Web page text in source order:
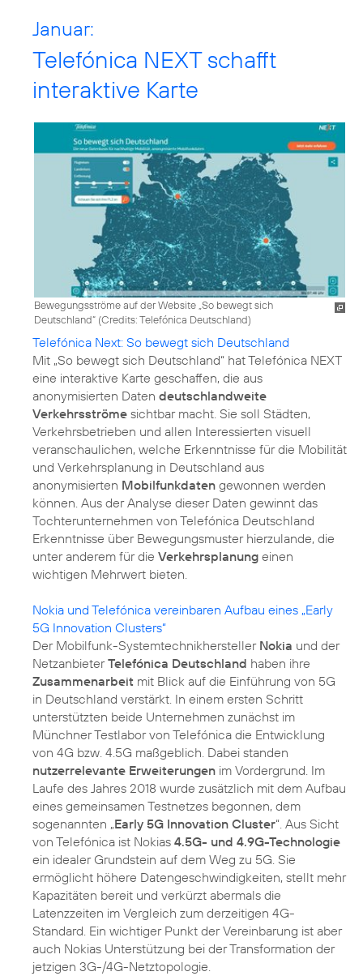
Januar:
Telefónica NEXT schafft
interaktive Karte
Bewegungsströme auf der Website „So bewegt sich
Deutschland“ (Credits: Telefónica Deutschland)
Telefónica Next: So bewegt sich Deutschland
Mit „So bewegt sich Deutschland“ hat Telefónica NEXT
eine interaktive Karte geschaffen, die aus
anonymisierten Daten deutschlandweite
Verkehrsströme sichtbar macht. Sie soll Städten,
Verkehrsbetrieben und allen Interessierten visuell
veranschaulichen, welche Erkenntnisse für die Mobilität
und Verkehrsplanung in Deutschland aus
anonymisierten Mobilfunkdaten gewonnen werden
können. Aus der Analyse dieser Daten gewinnt das
Tochterunternehmen von Telefónica Deutschland
Erkenntnisse über Bewegungsmuster hierzulande, die
unter anderem für die Verkehrsplanung einen
wichtigen Mehrwert bieten.
Nokia und Telefónica vereinbaren Aufbau eines „Early
5G Innovation Clusters“
Der Mobilfunk-Systemtechnikhersteller Nokia und der
NetzanbieterTelefónica Deutschland haben ihre
Zusammenarbeit mit Blick auf die Einführung von 5G
in Deutschland verstärkt. In einem ersten Schritt
unterstützten beide Unternehmen zunächst im
Münchner Testlabor von Telefónica die Entwicklung
von 4G bzw. 4.5G maßgeblich. Dabei standen
nutzerrelevante Erweiterungen im Vordergrund. Im
Laufe des Jahres 2018 wurde zusätzlich mit dem Aufbau
eines gemeinsamen Testnetzes begonnen, dem
sogenannten „Early 5G Innovation Cluster“. Aus Sicht
von Telefónica ist Nokias 4.5G- und 4.9G-Technologie
ein idealer Grundstein auf dem Weg zu 5G. Sie
ermöglicht höhere Datengeschwindigkeiten, stellt mehr
Kapazitäten bereit und verkürzt abermals die
Latenzzeiten im Vergleich zum derzeitigen 4G-
Standard. Ein wichtiger Punkt der Vereinbarung ist aber
auch Nokias Unterstützung bei der Transformation der
jetzigen 3G-/4G-Netztopologie.